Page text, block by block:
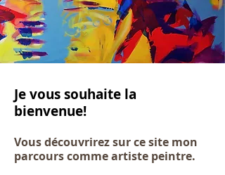
Je vous souhaite la
bienvenue!
​Vous découvrirez sur ce site mon
parcours comme artiste peintre.